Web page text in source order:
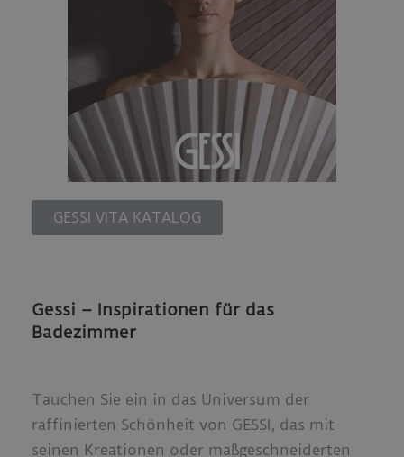
GESSI VITA KATALOG
Gessi – Inspirationen für das
Badezimmer
Tauchen Sie ein in das Universum der
raffinierten Schönheit von GESSI, das mit
seinen Kreationen oder maßgeschneiderten